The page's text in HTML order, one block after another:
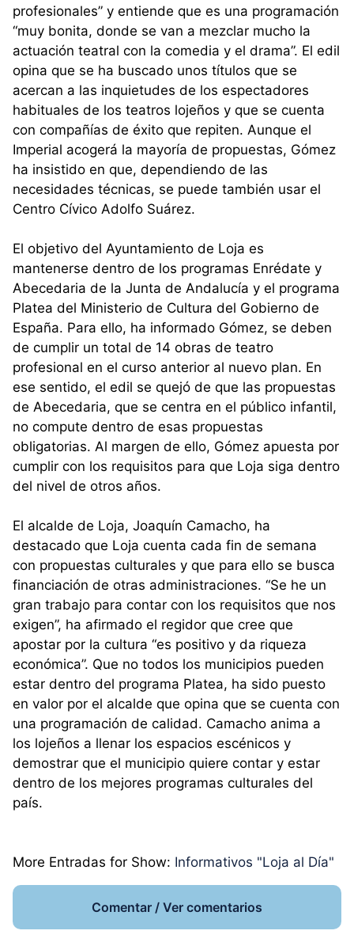
profesionales” y entiende que es una programación
“muy bonita, donde se van a mezclar mucho la
actuación teatral con la comedia y el drama”. El edil
opina que se ha buscado unos títulos que se
acercan a las inquietudes de los espectadores
habituales de los teatros lojeños y que se cuenta
con compañías de éxito que repiten. Aunque el
Imperial acogerá la mayoría de propuestas, Gómez
ha insistido en que, dependiendo de las
necesidades técnicas, se puede también usar el
Centro Cívico Adolfo Suárez.
El objetivo del Ayuntamiento de Loja es
mantenerse dentro de los programas Enrédate y
Abecedaria de la Junta de Andalucía y el programa
Platea del Ministerio de Cultura del Gobierno de
España. Para ello, ha informado Gómez, se deben
de cumplir un total de 14 obras de teatro
profesional en el curso anterior al nuevo plan. En
ese sentido, el edil se quejó de que las propuestas
de Abecedaria, que se centra en el público infantil,
no compute dentro de esas propuestas
obligatorias. Al margen de ello, Gómez apuesta por
cumplir con los requisitos para que Loja siga dentro
del nivel de otros años.
El alcalde de Loja, Joaquín Camacho, ha
destacado que Loja cuenta cada fin de semana
con propuestas culturales y que para ello se busca
financiación de otras administraciones. “Se he un
gran trabajo para contar con los requisitos que nos
exigen”, ha afirmado el regidor que cree que
apostar por la cultura “es positivo y da riqueza
económica”. Que no todos los municipios pueden
estar dentro del programa Platea, ha sido puesto
en valor por el alcalde que opina que se cuenta con
una programación de calidad. Camacho anima a
los lojeños a llenar los espacios escénicos y
demostrar que el municipio quiere contar y estar
dentro de los mejores programas culturales del
país.
More Entradas for Show: Informativos "Loja al Día"
Comentar / Ver comentarios